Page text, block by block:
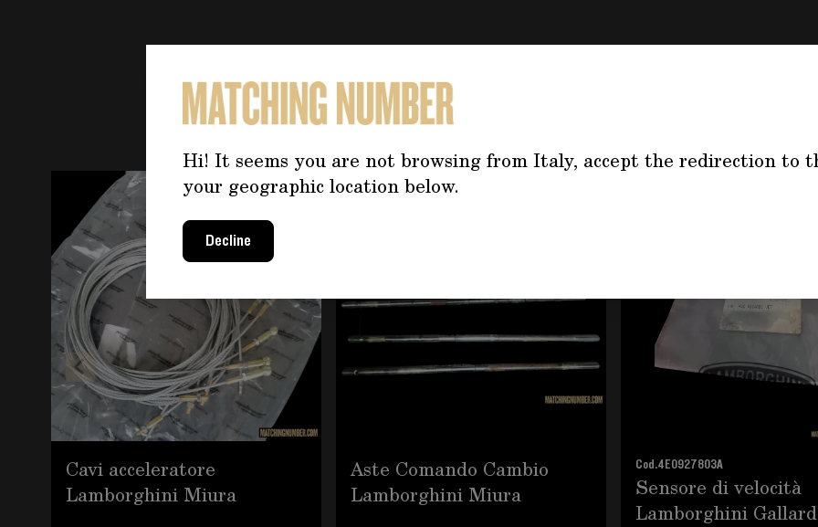
Hi! It seems you are not browsing from Italy, accept the redirection to
your geographic location below.
Decline
POTREBBE INTERESSARTI
È possibile navigare tra gli elementi del carosello utilizzando il tasto tabulazione. È possibile saltare il
Premere per saltare il carosello
Cavi acceleratore
Lamborghini Miura
Aste Comando Cambio
Lamborghini Miura
Cod.4E0927803A
Sensore di velocità
Lamborghini